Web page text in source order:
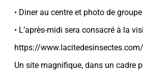
• Diner au centre et photo de
• L’après-midi sera consacré à la
https://www.lacitedesinsectes.com/
Un site magnifique, dans un cadre